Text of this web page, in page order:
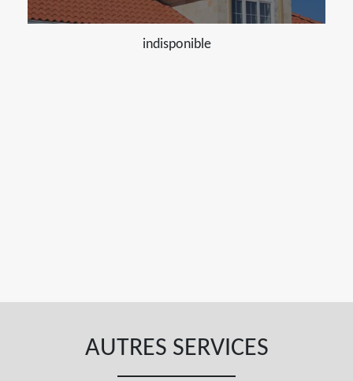
indisponible
AUTRES SERVICES